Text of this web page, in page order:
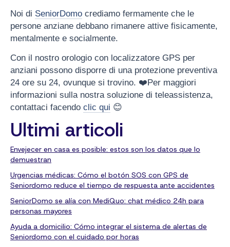
Noi di SeniorDomo crediamo fermamente che le
persone anziane debbano rimanere attive fisicamente,
mentalmente e socialmente.
Con il nostro orologio con localizzatore GPS per
anziani possono disporre di una protezione preventiva
24 ore su 24, ovunque si trovino. ❤️Per maggiori
informazioni sulla nostra soluzione di teleassistenza,
contattaci facendo clic qui 😊
Ultimi articoli
Envejecer en casa es posible: estos son los datos que lo
demuestran
Urgencias médicas: Cómo el botón SOS con GPS de
Seniordomo reduce el tiempo de respuesta ante accidentes
SeniorDomo se alía con MediQuo: chat médico 24h para
personas mayores
Ayuda a domicilio: Cómo integrar el sistema de alertas de
Seniordomo con el cuidado por horas